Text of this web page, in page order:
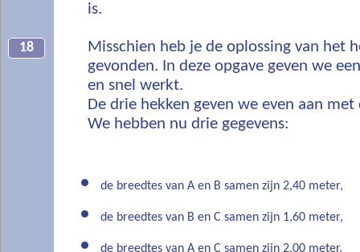
is.
18
Misschien heb je de oplossing van het
gevonden. In deze opgave geven we
en snel werkt.
De drie hekken geven we even aan met
We hebben nu drie gegevens:
de breedtes van A en B samen zijn 2,40 meter,
de breedtes van B en C samen zijn 1,60 meter,
de breedtes van A en C samen zijn 2,00 meter.